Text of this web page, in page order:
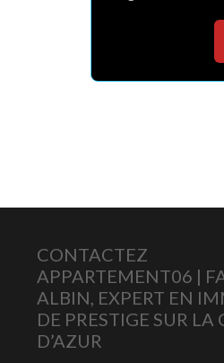
CONTACTEZ
APPARTEMENT06 |
ALBIN, EXPERT EN
DE PRESTIGE SUR LA
D’AZUR